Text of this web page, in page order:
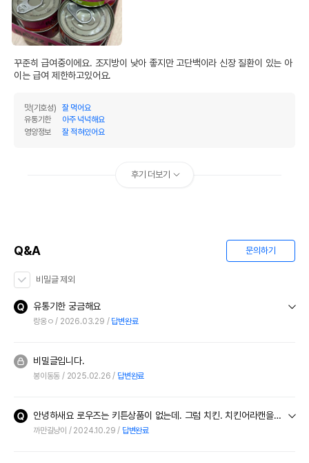
꾸준히 급여중이에요. 조지방이 낮아 좋지만 고단백이라 신장 질환이 있는 아
이는 급여 제한하고있어요.
맛(기호성)
잘 먹어요
유통기한
아주 넉넉해요
영양정보
잘 적혀있어요
후기 더보기
Q&A 문의하기
비밀글 제외
유통기한 궁금해요
랑옹ㅇ 2026.03.29 답변완료
비밀글입니다.
봉이동동 2025.02.26 답변완료
안녕하새요 로우즈는 키튼상품이 없는데. 그럼 치킨. 치킨어라캔을 2개월 고양이가 먹어도 돨까요? 이외 다른캔들도 먹어도 돨까요??
까만길냥이 2024.10.29 답변완료